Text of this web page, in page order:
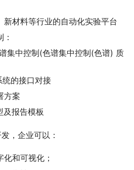
新材料等行业的自动化实验平台
集中控制(色谱集中控制(色谱) 质
的接口对接
方案
及报告模板
，企业可以：
和可视化；